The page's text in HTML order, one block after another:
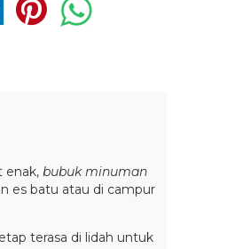
enak, bubuk minuman
es batu atau di campur
terasa di lidah untuk